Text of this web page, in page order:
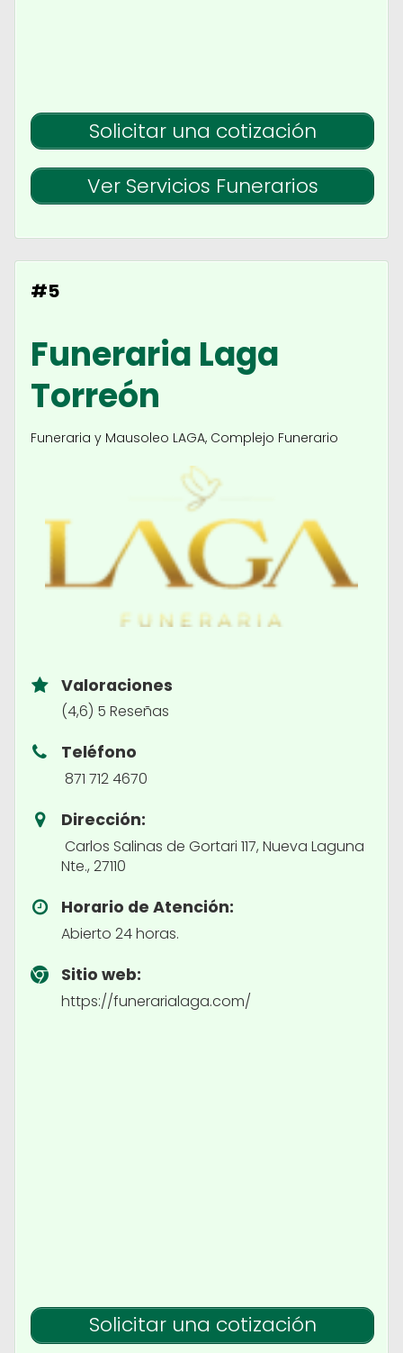
Solicitar una cotización
Ver Servicios Funerarios
#5
Funeraria Laga
Torreón
Funeraria y Mausoleo LAGA, Complejo Funerario
Valoraciones
(4,6) 5 Reseñas
Teléfono
871 712 4670
Dirección:
Carlos Salinas de Gortari 117, Nueva Laguna
Nte., 27110
Horario de Atención:
Abierto 24 horas.
Sitio web:
https://funerarialaga.com/
Solicitar una cotización